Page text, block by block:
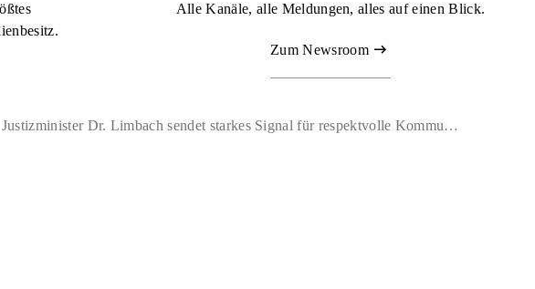
Alle Kanäle, alle Meldungen, alles auf einen Blick.
Zum Newsroom
Justizminister Dr. Limbach sendet starkes Signal für respektvolle Kommuni­kation und demo­kratische Diskussionskultur im Netz